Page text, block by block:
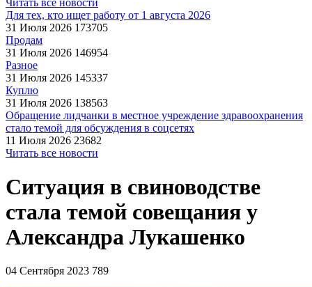
Читать все новости
Для тех, кто ищет работу от 1 августа 2026
31 Июля 2026 173705
Продам
31 Июля 2026 146954
Разное
31 Июля 2026 145337
Куплю
31 Июля 2026 138563
Обращение лидчанки в местное учреждение здравоохранения
стало темой для обсуждения в соцсетях
11 Июля 2026 23682
Читать все новости
Ситуация в свиноводстве
стала темой совещания у
Александра Лукашенко
04 Сентября 2023 789